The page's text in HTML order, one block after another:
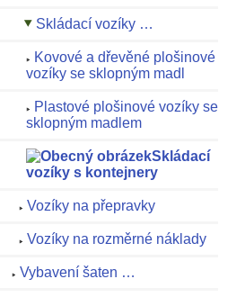
Skládací vozíky …
Kovové a dřevěné plošinové
vozíky se sklopným madl
Plastové plošinové vozíky se
sklopným madlem
Skládací
vozíky s kontejnery
Vozíky na přepravky
Vozíky na rozměrné náklady
Vybavení šaten …